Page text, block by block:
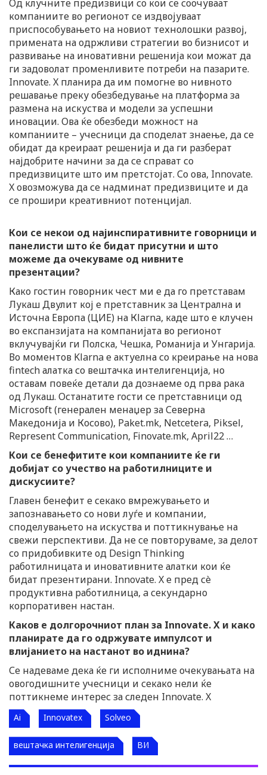
Од клучните предизвици со кои се соочуваат
компаниите во регионот се издвојуваат
приспособувањето на новиот технолошки развој,
примената на одржливи стратегии во бизнисот и
развивање на иновативни решенија кои можат да
ги задоволат променливите потреби на пазарите.
Innovate. X планира да им помогне во нивното
решавање преку обезбедување на платформа за
размена на искуства и модели за успешни
иновации. Ова ќе обезбеди можност на
компаниите – учесници да споделат знаење, да се
обидат да креираат решенија и да ги разберат
најдобрите начини за да се справат со
предизвиците што им претстојат. Со ова, Innovate.
X овозможува да се надминат предизвиците и да
се прошири креативниот потенцијал.
Кои се некои од најинспиративните говорници и
панелисти што ќе бидат присутни и што
можеме да очекуваме од нивните
презентации?
Како гостин говорник чест ми е да го претставам
Лукаш Двулит кој е претставник за Централна и
Источна Европа (ЦИЕ) на Кlarna, каде што е клучен
во експанзијата на компанијата во регионот
вклучувајќи ги Полска, Чешка, Романија и Унгарија.
Во моментов Klarna е актуелна со креирање на нова
fintech алатка со вештачка интелигенција, но
оставам повеќе детали да дознаеме од прва рака
од Лукаш. Останатите гости се претставници од
Microsoft (генерален менаџер за Северна
Македонија и Косово), Paket.mk, Netcetera, Piksel,
Represent Communication, Finovate.mk, April22 …
Кои се бенефитите кои компаниите ќе ги
добијат со учество на работилниците и
дискусиите?
Главен бенефит е секако вмрежувањето и
запознавањето со нови луѓе и компании,
споделувањето на искуства и поттикнување на
свежи перспективи. Да не се повторуваме, за делот
со придобивките од Design Thinking
работилницата и иновативните алатки кои ќе
бидат презентирани. Innovatе. X e пред сè
продуктивна работилница, a секундарно
корпоративен настан.
Каков е долгорочниот план за Innovate. X и како
планирате да го одржувате импулсот и
влијанието на настанот во иднина?
Се надеваме дека ќе ги исполниме очекувањата на
овогодишните учесници и секако нели ќе
поттикнеме интерес за следен Innovate. X
Ai Innovatex Solveo
вештачка интелигенција ВИ